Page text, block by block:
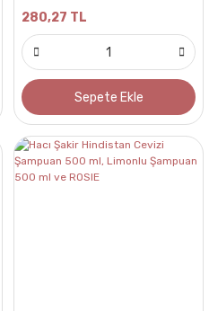
280,27 TL
Sepete Ekle